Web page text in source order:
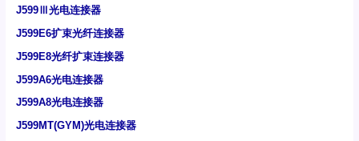
J599Ⅲ光电连接器
J599E6扩束光纤连接器
J599E8光纤扩束连接器
J599A6光电连接器
J599A8光电连接器
J599MT(GYM)光电连接器